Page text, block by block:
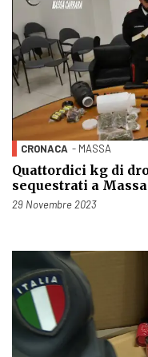
CRONACA - MASSA
Quattordici kg di
sequestrati a
Pubblicato il
29 Novembre 2023